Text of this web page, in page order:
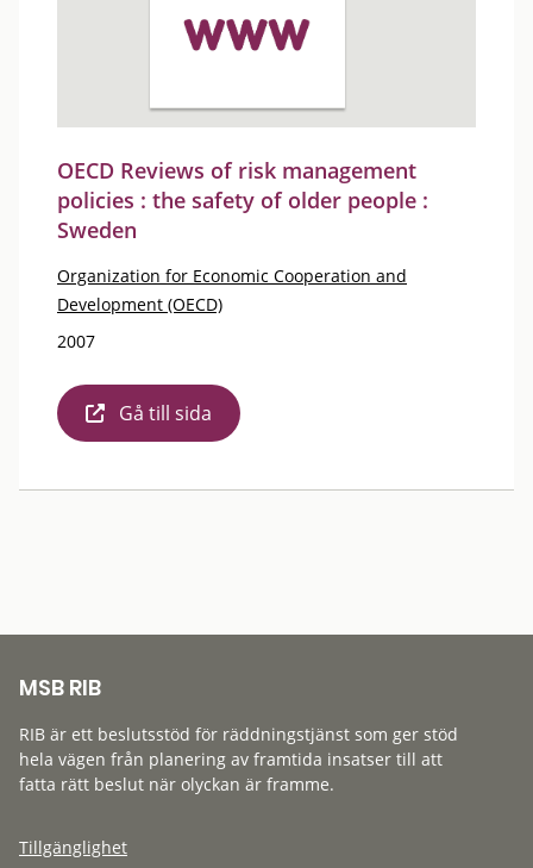
OECD Reviews of risk management
policies : the safety of older people :
Sweden
Organization for Economic Cooperation and
Development (OECD)
2007
Gå till sida
MSB RIB
RIB är ett beslutsstöd för räddningstjänst som ger stöd
hela vägen från planering av framtida insatser till att
fatta rätt beslut när olyckan är framme.
Tillgänglighet